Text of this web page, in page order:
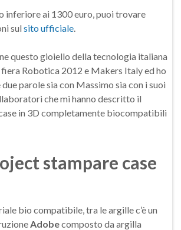
inferiore ai 1300 euro, puoi trovare
sul sito ufficiale.
questo gioiello della tecnologia italiana
fiera Robotica 2012 e Makers Italy ed ho
parole sia con Massimo sia con i suoi
che mi hanno descritto il
in 3D completamente biocompatibili
stampare case
bio compatibile, tra le argille c’è un
Adobecomposto da argilla